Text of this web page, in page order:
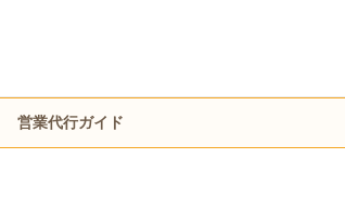
営業代行ガイド